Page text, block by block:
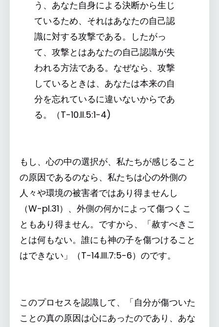
う、あなた自身による決断から生じ
ているため、それはあなたの自己認
識に対する攻撃である。したがっ
て、攻撃とはあなたの自己認識が失
われる方法である。なぜなら、攻撃
しているときは、あなたは本来の自
分を忘れているに違いないからであ
る。（T-10.II.5:1-4)
もし、心の中の選択が、私たちが感じること
の原因であるのなら、私たちは心の外側の
人々や環境の被害者ではあり得ませんし
（W-pI.31）、外側の何かによって傷つくこ
ともあり得ません。ですから、「赦すべきこ
とは何もない。誰にも神の子を傷つけること
はできない」（T-14.III.7:5-6）のです。
このプロセスを認識して、「自分が傷ついた
ことの真の原因は心にあったのであり、あな